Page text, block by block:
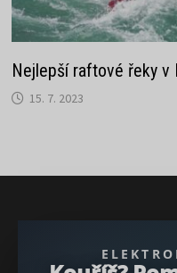
Nejlepší raftové řeky v
15. 7. 2023